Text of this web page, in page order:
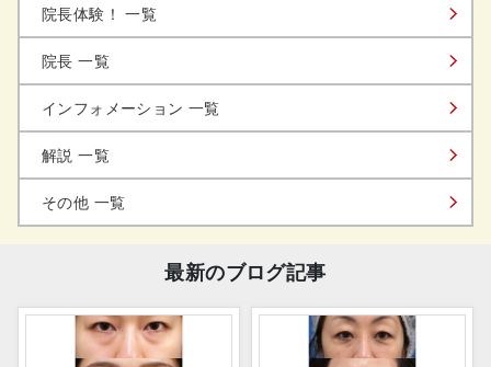
院長体験！ 一覧
院長 一覧
インフォメーション 一覧
解説 一覧
その他 一覧
最新のブログ記事